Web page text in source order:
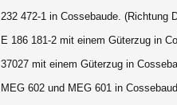
232 472-1 in Cossebaude. (Richtung
E 186 181-2 mit einem Güterzug in
37027 mit einem Güterzug in
MEG 602 und MEG 601 in